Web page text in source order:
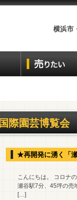
横浜市
国際園芸博覧会
★再開発に湧く「
こんにちは。 コロナ
瀬谷駅7分、45坪の
[…]